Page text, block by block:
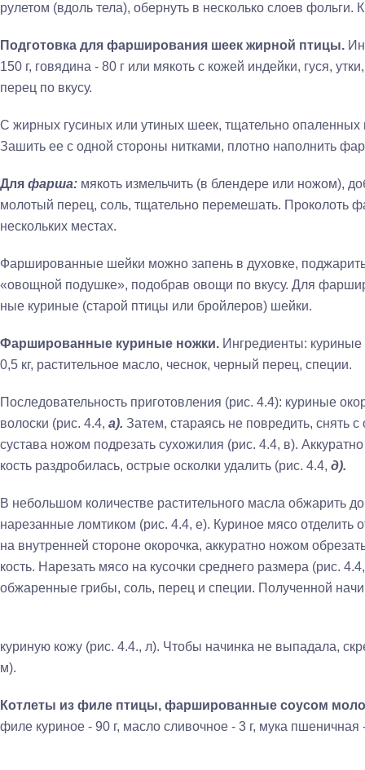
рулетом (вдоль тела), обернуть в несколько слоев фольги.
Подготовка для фарширования шеек жирной птицы.
150 г, говядина - 80 г или мякоть с кожей индейки, гуся,
перец по вкусу.
С жирных гусиных или утиных шеек, тщательно опаленных
Зашить ее с одной стороны нит­ками, плотно наполнить
Для фарша: мякоть измельчить (в блендере или ножом),
молотый перец, соль, тща­тельно перемешать. Проколоть
нескольких местах.
Фаршированные шейки можно запень в духовке,
«овощной подушке», подобрав овощи по вкусу. Для
ные куриные (старой птицы или бройлеров) шейки.
Фаршированные куриные ножки. Ингредиенты:
0,5 кг, растительное мас­ло, чеснок, черный перец, специи.
Последовательность приготовления (рис. 4.4): ку­риные
волоски (рис. 4.4, а). Затем, стараясь не повредить, снять
сустава ножом подрезать сухожилия (рис. 4.4, в). Аккуратно
кость раздробилась, острые осколки удалить (рис. 4.4, д).
В небольшом количестве растительного масла обжарить
нарезанные ломтиком (рис. 4.4, е). Кури­ное мясо отделить
на вну­тренней стороне окорочка, аккуратно ножом
кость. Нарезать мясо на кусочки среднего размера (рис.
обжаренные гри­бы, соль, перец и специи. Полученной
куриную кожу (рис. 4.4., л). Чтобы начинка не выпадала,
м).
Котлеты из филе птицы, фаршированные соусом
филе куриное - 90 г, масло сливоч­ное - 3 г, мука